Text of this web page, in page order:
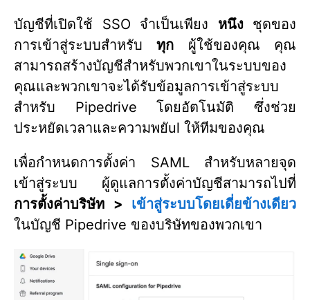
บัญชีที่เปิดใช้ SSO จำเป็นเพียง หนึงชุดของ
การเข้าสู่ระบบสำหรับทุก ผู้ใช้ของคุณ คุณ
สามารถสร้างบัญชีสำหรับพวกเขาในระบบของ
คุณและพวกเขาจะได้รับข้อมูลการเข้าสู่ระบบ
สำหรับ Pipedrive โดยอัตโนมัติ ซึ่งช่วย
ประหยัดเวลาและความพยัul ให้ทีมของคุณ
เพื่อกำหนดการตั้งค่า SAML สำหรับหลายจุด
เข้าสู่ระบบ ผู้ดูแลการตั้งค่าบัญชีสามารถไปที่
การตั้งค่าบริษัท > เข้าสู่ระบบโดยเดี่ยข้างเดียว
ในบัญชี Pipedrive ของบริษัทของพวกเขา